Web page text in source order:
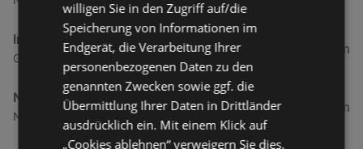
Insel-Apotheke am Bahnhof
Georg-Schütte-Platz 4, 26757 Borkum
0,17 km
Neue Apotheke Borkum
Neue Straße 35, 26757 Borkum
0,3 km
willigen Sie in den Zugriff auf/die
Speicherung von Informationen im
Endgerät, die Verarbeitung Ihrer
personenbezogenen Daten zu den
genannten Zwecken sowie ggf. die
Übermittlung Ihrer Daten in Drittländer
ausdrücklich ein. Mit einem Klick auf
„Cookies ablehnen“ verweigern Sie dies.